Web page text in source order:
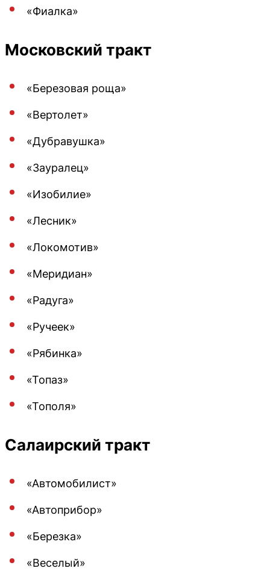
«Фиалка»
Московский тракт
«Березовая роща»
«Вертолет»
«Дубравушка»
«Зауралец»
«Изобилие»
«Лесник»
«Локомотив»
«Меридиан»
«Радуга»
«Ручеек»
«Рябинка»
«Топаз»
«Тополя»
Салаирский тракт
«Автомобилист»
«Автоприбор»
«Березка»
«Веселый»